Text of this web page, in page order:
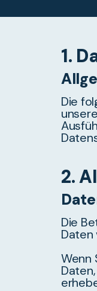
1.
Die
2.
Die
Wenn